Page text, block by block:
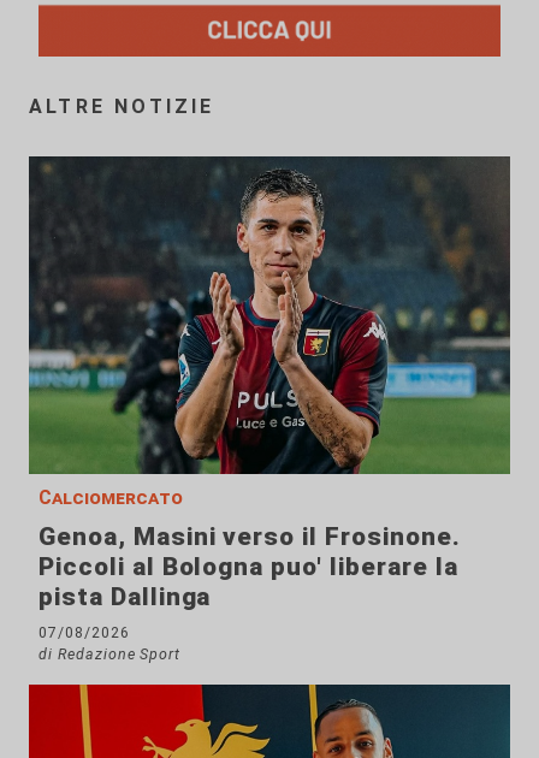
ALTRE NOTIZIE
Calciomercato
Genoa, Masini verso il Frosinone.
Piccoli al Bologna puo' liberare la
pista Dallinga
07/08/2026
di Redazione Sport